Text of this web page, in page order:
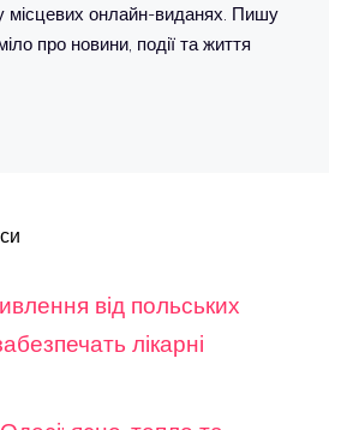
місцевих онлайн-виданях. Пишу
про новини, події та життя
від польських
лікарні